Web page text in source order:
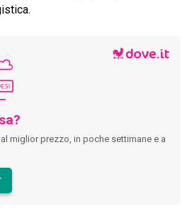
miglior prezzo, in poche settimane e a